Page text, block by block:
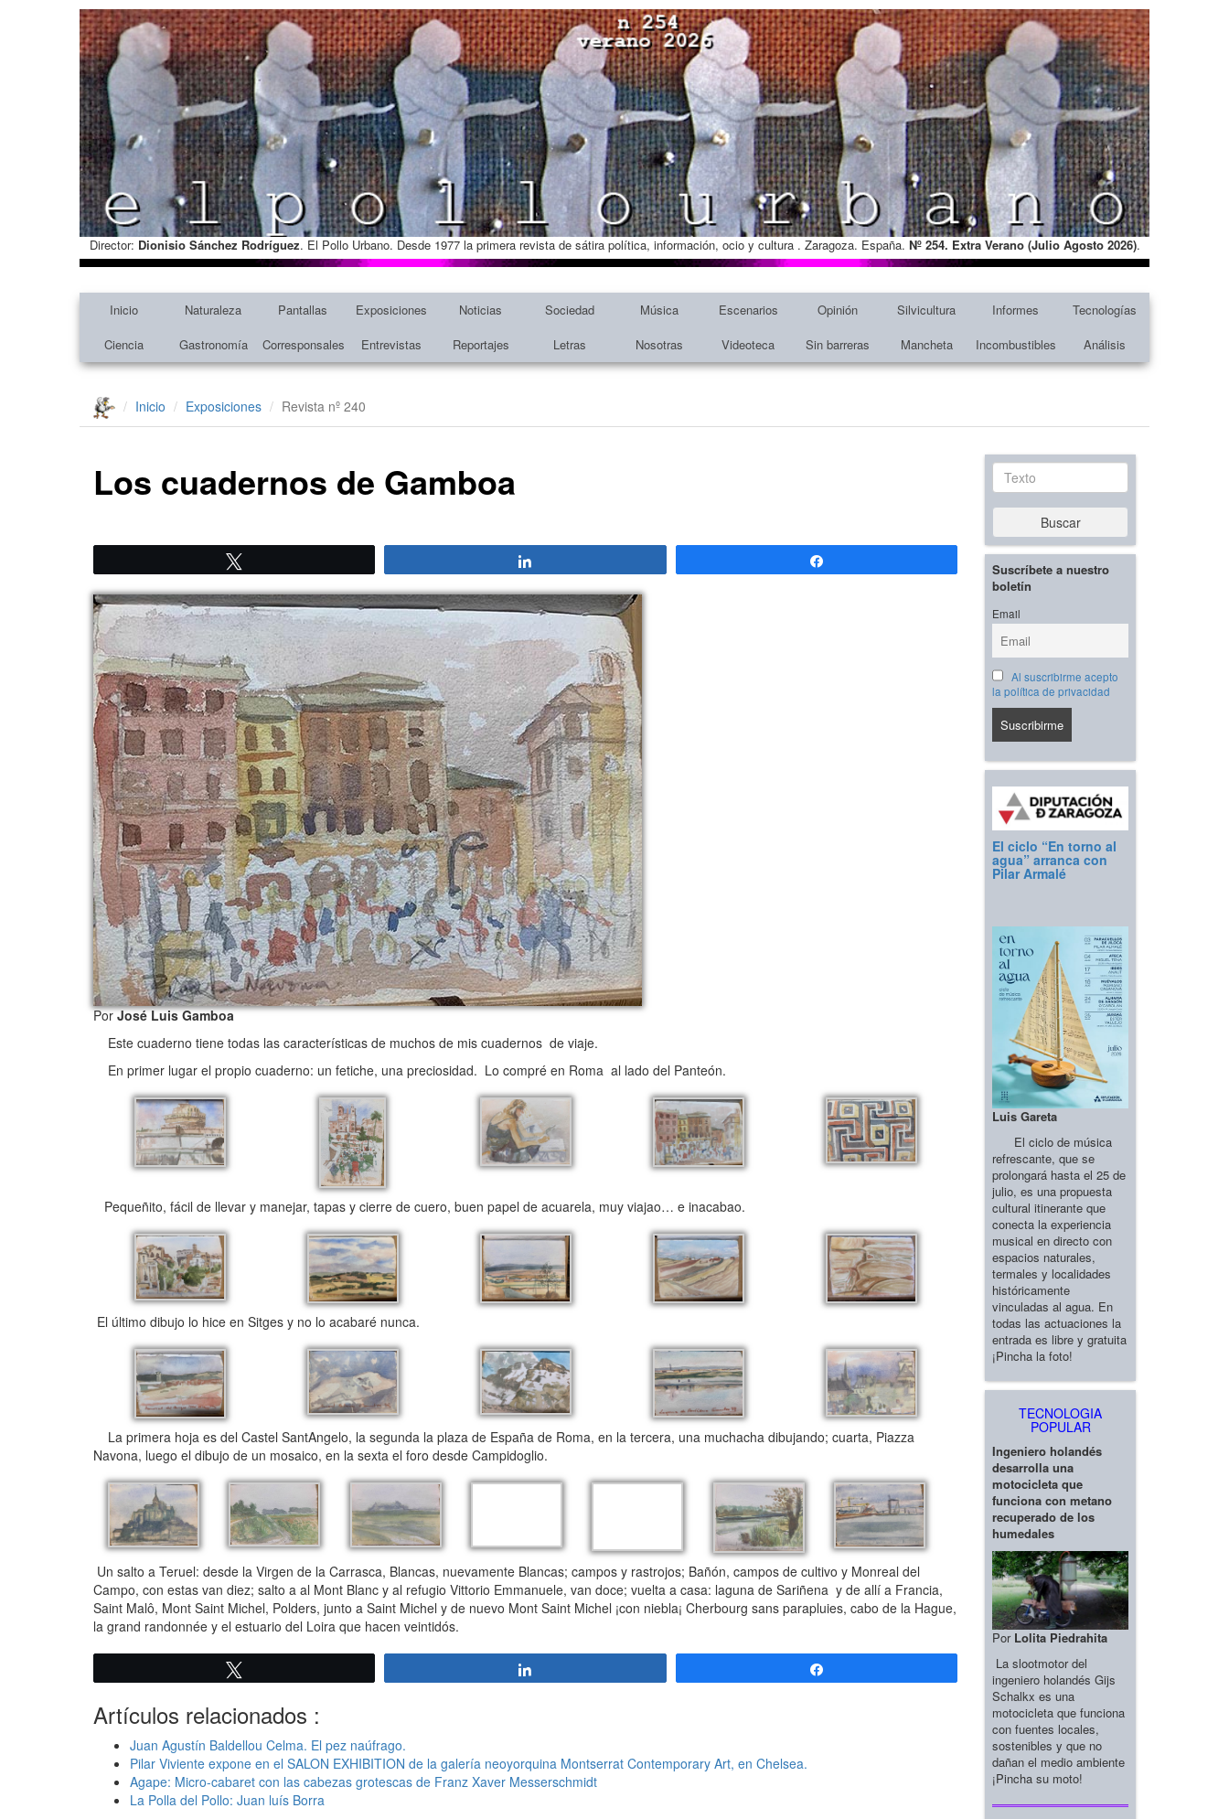
Director: Dionisio Sánchez Rodríguez. El Pollo Urbano. Desde 1977 la primera revista de sátira política, información, ocio y cultura . Zaragoza. España. Nº 254. Extra Verano (Julio Agosto 2026).
Inicio Naturaleza Pantallas Exposiciones Noticias Sociedad Música Escenarios Opinión Silvicultura Informes
Tecnologías
Ciencia
Gastronomía Corresponsales Entrevistas Reportajes Letras Nosotras Videoteca Sin barreras Mancheta Incombustibles Análisis
Inicio Exposiciones Revista nº 240
Los cuadernos de Gamboa
PorJosé Luis Gamboa
Este cuaderno tiene todas las características de muchos de mis cuadernos de viaje.
En primer lugar el propio cuaderno: un fetiche, una preciosidad. Lo compré en Roma al lado del Panteón.
Pequeñito, fácil de llevar y manejar, tapas y cierre de cuero, buen papel de acuarela, muy viajao… e inacabao.
El último dibujo lo hice en Sitges y no lo acabaré nunca.
La primera hoja es del Castel SantAngelo, la segunda la plaza de España de Roma, en la tercera, una muchacha dibujando; cuarta, Piazza
Navona, luego el dibujo de un mosaico, en la sexta el foro desde Campidoglio.
Un salto a Teruel: desde la Virgen de la Carrasca, Blancas, nuevamente Blancas; campos y rastrojos; Bañón, campos de cultivo y Monreal del
Campo, con estas van diez; salto a al Mont Blanc y al refugio Vittorio Emmanuele, van doce; vuelta a casa: laguna de Sariñena y de allí a Francia,
Saint Malô, Mont Saint Michel, Polders, junto a Saint Michel y de nuevo Mont Saint Michel ¡con niebla¡ Cherbourg sans parapluies, cabo de la Hague,
la grand randonnée y el estuario del Loira que hacen veintidós.
Artículos relacionados :
Juan Agustín Baldellou Celma. El pez naúfrago.
Pilar Viviente expone en el SALON EXHIBITION de la galería neoyorquina Montserrat Contemporary Art, en Chelsea.
Agape: Micro-cabaret con las cabezas grotescas de Franz Xaver Messerschmidt
La Polla del Pollo: Juan luís Borra
Texto
Buscar
Suscríbete a nuestro
boletín
Email
Al suscribirme acepto
la política de privacidad
El ciclo “En torno al
agua” arranca con
Pilar Armalé
Luis Gareta
El ciclo de música
refrescante, que se
prolongará hasta el 25 de
julio, es una propuesta
cultural itinerante que
conecta la experiencia
musical en directo con
espacios naturales,
termales y localidades
históricamente
vinculadas al agua. En
todas las actuaciones la
entrada es libre y gratuita
¡Pincha la foto!
TECNOLOGIA
POPULAR
Ingeniero holandés
desarrolla una
motocicleta que
funciona con metano
recuperado de los
humedales
Por Lolita Piedrahita
La slootmotor del
ingeniero holandés Gijs
Schalkx es una
motocicleta que funciona
con fuentes locales,
sostenibles y que no
dañan el medio ambiente
¡Pincha su moto!